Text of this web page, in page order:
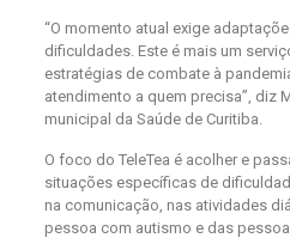
“O momento atual exige
dificuldades. Este é mais um
estratégias de combate à
atendimento a quem precisa”, diz
municipal da Saúde de Curitiba.
O foco do TeleTea é acolher e
situações específicas de
na comunicação, nas atividades
pessoa com autismo e das